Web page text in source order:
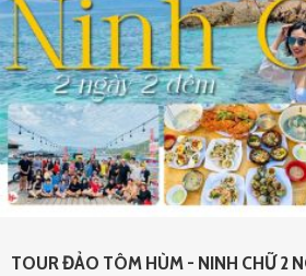
TOUR ĐẢO TÔM HÙM - NINH CHỮ 2